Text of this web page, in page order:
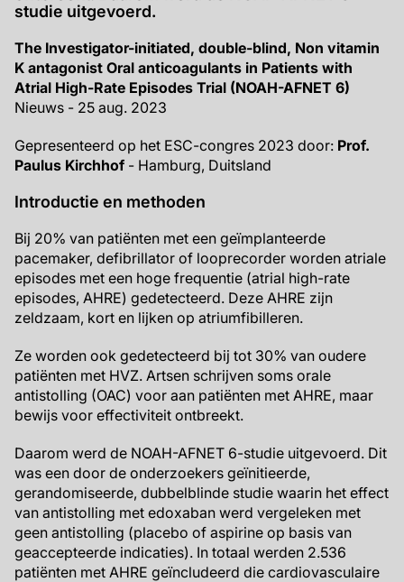
studie uitgevoerd.
The Investigator-initiated, double-blind, Non vitamin
K antagonist Oral anticoagulants in Patients with
Atrial High-Rate Episodes Trial (NOAH-AFNET 6)
Nieuws - 25 aug. 2023
Gepresenteerd op het ESC-congres 2023 door: Prof.
Paulus Kirchhof - Hamburg, Duitsland
Introductie en methoden
Bij 20% van patiënten met een geïmplanteerde
pacemaker, defibrillator of looprecorder worden atriale
episodes met een hoge frequentie (atrial high-rate
episodes, AHRE) gedetecteerd. Deze AHRE zijn
zeldzaam, kort en lijken op atriumfibilleren.
Ze worden ook gedetecteerd bij tot 30% van oudere
patiënten met HVZ. Artsen schrijven soms orale
antistolling (OAC) voor aan patiënten met AHRE, maar
bewijs voor effectiviteit ontbreekt.
Daarom werd de NOAH-AFNET 6-studie uitgevoerd. Dit
was een door de onderzoekers geïnitieerde,
gerandomiseerde, dubbelblinde studie waarin het effect
van antistolling met edoxaban werd vergeleken met
geen antistolling (placebo of aspirine op basis van
geaccepteerde indicaties). In totaal werden 2.536
patiënten met AHRE geïncludeerd die cardiovasculaire